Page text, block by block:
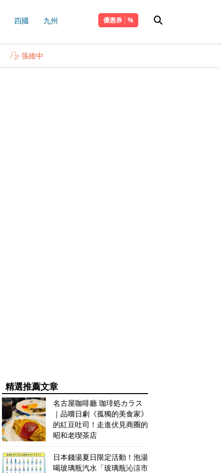
四國 九州 優惠券
張維中
精選推薦文章
名古屋咖啡廳 珈琲処カラス
｜品嚐日劇《孤獨的美食家》
的紅豆吐司！走進伏見商圈的
昭和老喫茶店
日本錢湯夏日限定活動！泡湯
喝玻璃瓶汽水「玻璃瓶沁涼市